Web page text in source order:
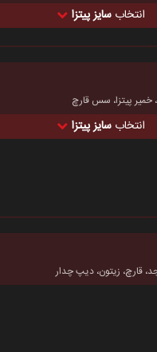
انتخابسایز پیتزا
پیتزا، سس قارچ
انتخابسایز پیتزا
قارچ، زیتون، دیپ چدار